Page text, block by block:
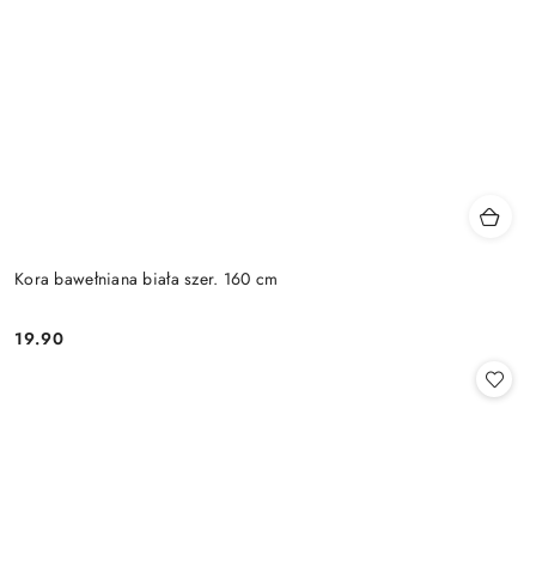
Kora bawełniana biała szer. 160 cm
Cena:
19.90